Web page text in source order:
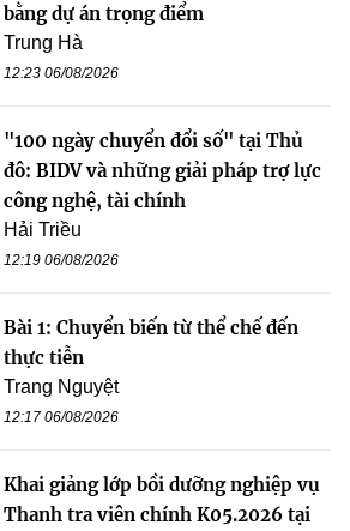
bằng dự án trọng điểm
Trung Hà
12:23 06/08/2026
"100 ngày chuyển đổi số" tại Thủ
đô: BIDV và những giải pháp trợ lực
công nghệ, tài chính
Hải Triều
12:19 06/08/2026
Bài 1: Chuyển biến từ thể chế đến
thực tiễn
Trang Nguyệt
12:17 06/08/2026
Khai giảng lớp bồi dưỡng nghiệp vụ
Thanh tra viên chính K05.2026 tại